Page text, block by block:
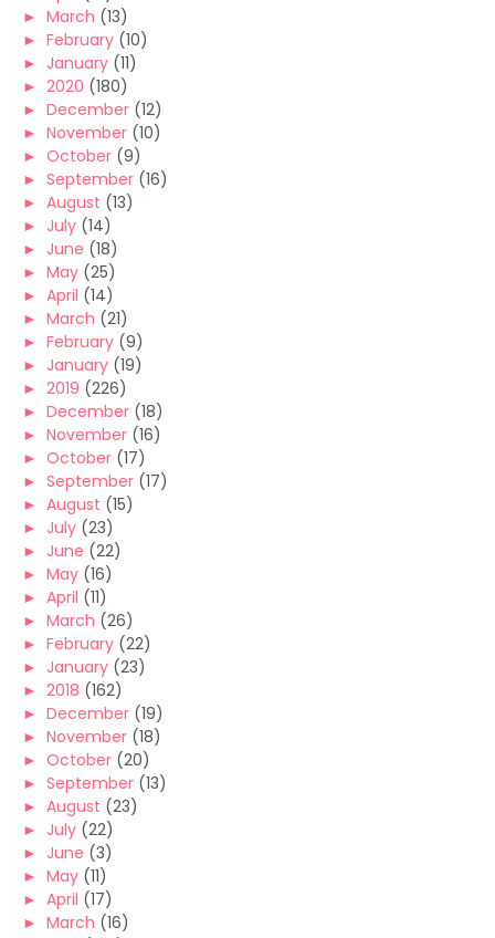
► March (13)
► February (10)
► January (11)
► 2020 (180)
► December (12)
► November (10)
► October (9)
► September (16)
► August (13)
► July (14)
► June (18)
► May (25)
► April (14)
► March (21)
► February (9)
► January (19)
► 2019 (226)
► December (18)
► November (16)
► October (17)
► September (17)
► August (15)
► July (23)
► June (22)
► May (16)
► April (11)
► March (26)
► February (22)
► January (23)
► 2018 (162)
► December (19)
► November (18)
► October (20)
► September (13)
► August (23)
► July (22)
► June (3)
► May (11)
► April (17)
► March (16)